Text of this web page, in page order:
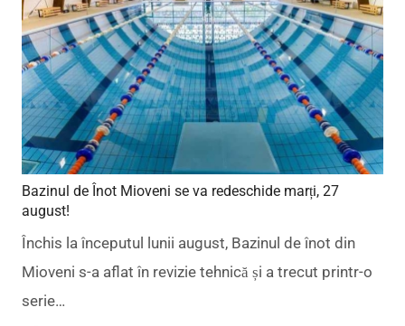
Bazinul de Înot Mioveni se va redeschide marți, 27
august!
Închis la începutul lunii august, Bazinul de înot din
Mioveni s-a aflat în revizie tehnică și a trecut printr-o
serie…